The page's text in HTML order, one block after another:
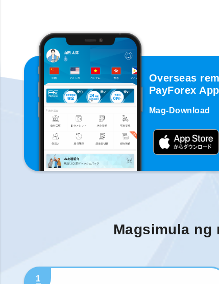
Overseas
PayForex App
Mag-Download
Magsimula ng
1